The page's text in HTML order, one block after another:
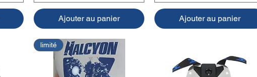
Ajouter au panier Ajouter au panier
limité